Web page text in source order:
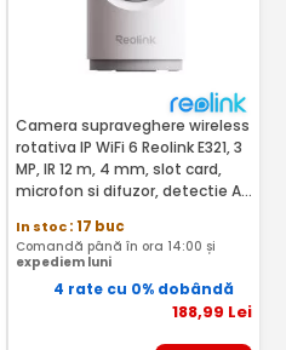
Camera supraveghere wireless
rotativa IP WiFi 6 Reolink E321, 3
MP, IR 12 m, 4 mm, slot card,
microfon si difuzor, detectie AI
auto-tracking, 2.4 GHz
In stoc: 17 buc
Comandă până în ora 14:00 și
expediem luni
4 rate cu 0% dobândă
188,99 Lei